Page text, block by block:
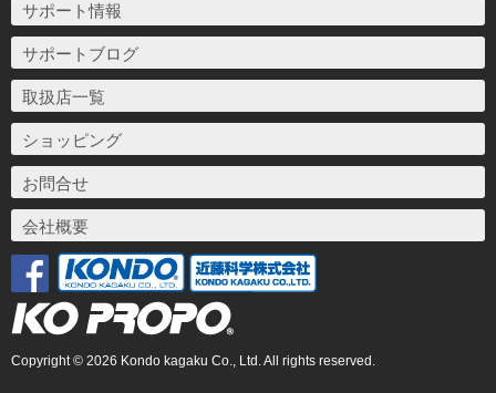
サポート情報
サポートブログ
取扱店一覧
ショッピング
お問合せ
会社概要
Copyright © 2026 Kondo kagaku Co., Ltd. All rights reserved.